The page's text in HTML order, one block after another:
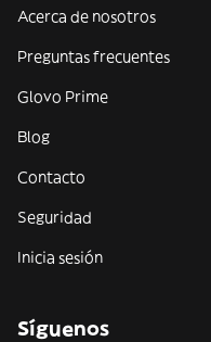
Acerca de nosotros
Preguntas frecuentes
Glovo Prime
Blog
Contacto
Seguridad
Inicia sesión
Síguenos